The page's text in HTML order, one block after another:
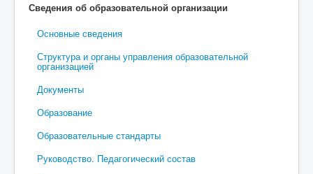
Сведения об образовательной организации
Основные сведения
Структура и органы управления образовательной
организацией
Документы
Образование
Образовательные стандарты
Руководство. Педагогический состав